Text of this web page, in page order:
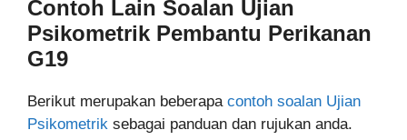
Contoh Lain Soalan Ujian
Psikometrik Pembantu Perikanan
G19
Berikut merupakan beberapa contoh soalan Ujian
Psikometrik sebagai panduan dan rujukan anda.